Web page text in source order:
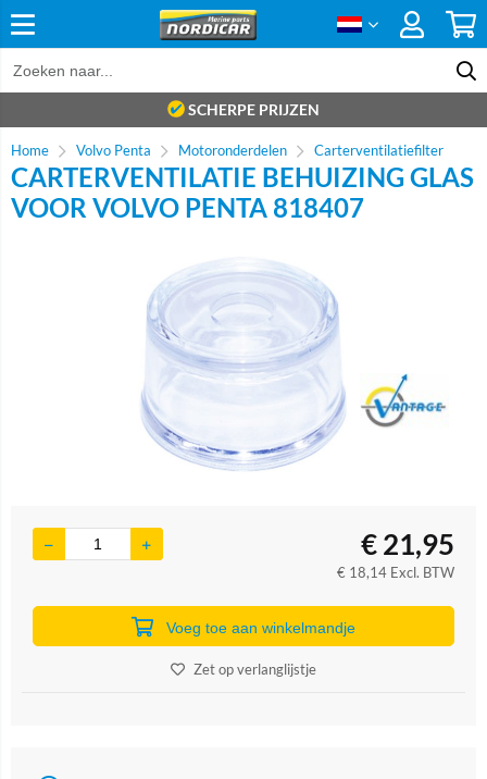
SCHERPE PRIJZEN
Home Volvo Penta Motoronderdelen Carterventilatiefilter
CARTERVENTILATIE BEHUIZING GLAS
VOOR VOLVO PENTA 818407
Brand
€21,95
€ 18,14 Excl. BTW
Voeg toe aan winkelmandje
Zet op verlanglijstje